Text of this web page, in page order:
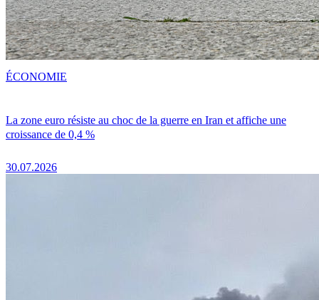
La zone euro résiste au choc de la guerre en Iran et affiche une
croissance de 0,4 %
30.07.2026
ÉCONOMIE